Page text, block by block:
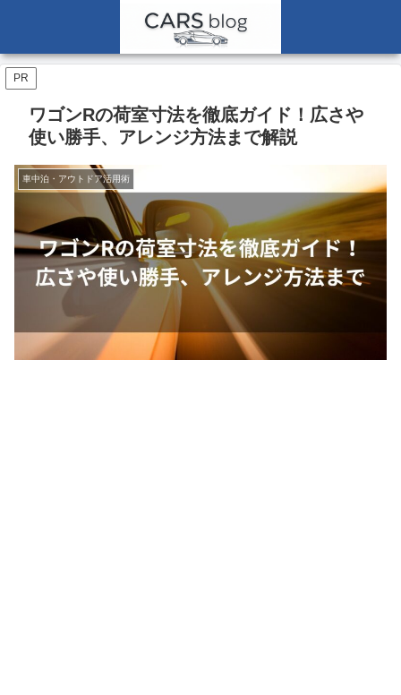
PR
ワゴンRの荷室寸法を徹底ガイド！広さや
使い勝手、アレンジ方法まで解説
車中泊・アウトドア活用術